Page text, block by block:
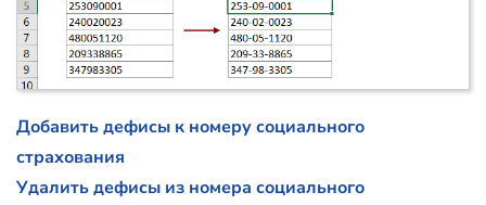
Добавить дефисы к номеру социального
страхования
Удалить дефисы из номера социального